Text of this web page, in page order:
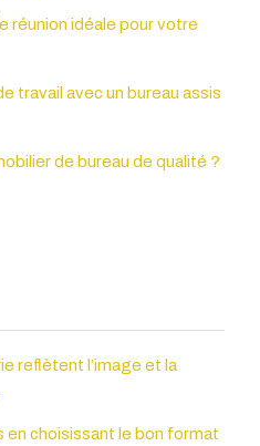
réunion idéale pour votre
travail avec un bureau assis
de bureau de qualité ?
reflètent l’image et la
choisissant le bon format